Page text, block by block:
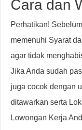
Cara dan
Perhatikan!
memenuhi Syarat
agar tidak
Jika Anda sudah
juga cocok dengan
ditawarkan serta
Lowongan Kerja